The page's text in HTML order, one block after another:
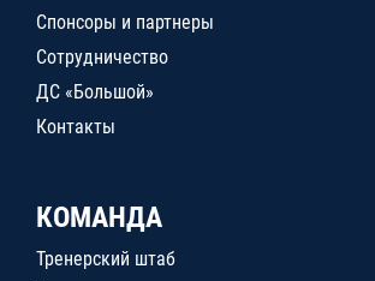
Спонсоры и партнеры
Сотрудничество
ДС «Большой»
Контакты
КОМАНДА
Тренерский штаб